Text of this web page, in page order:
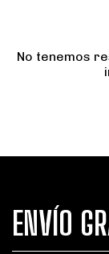
No tenemos
ENVÍO